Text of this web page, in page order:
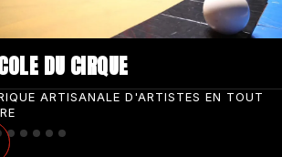
DU CIRQUE
ARTISANALE D'ARTISTES EN TOUT